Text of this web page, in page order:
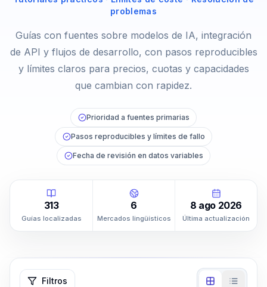
problemas
Guías con fuentes sobre modelos de IA, integración
de API y flujos de desarrollo, con pasos reproducibles
y límites claros para precios, cuotas y capacidades
que cambian con rapidez.
Prioridad a fuentes primarias
Pasos reproducibles y límites de fallo
Fecha de revisión en datos variables
313
Guías localizadas
6
Mercados lingüísticos
8 ago 2026
Última actualización
Filtros